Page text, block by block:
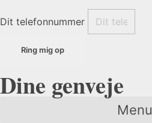
Dit telefonnummer
Ring mig op
Dine genveje
Menu